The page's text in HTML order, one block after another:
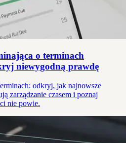
o terminach
niewygodną prawdę
odkryj, jak najnowsze
zarządzanie czasem i poznaj
nie powie.